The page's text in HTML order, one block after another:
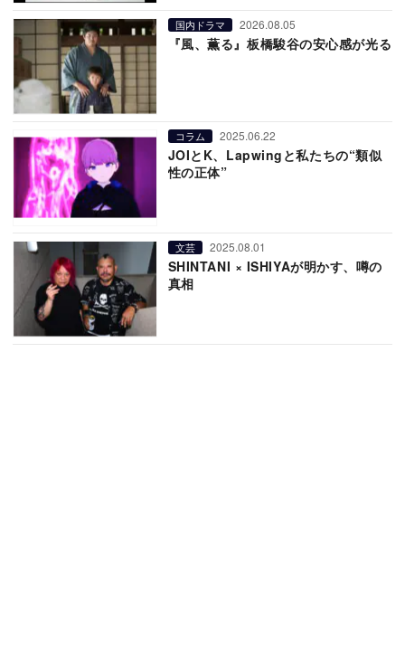
国内ドラマ 2026.08.05
『風、薫る』板橋駿谷の安心感が光る
コラム 2025.06.22
JOIとK、Lapwingと私たちの“類似
性の正体”
文芸 2025.08.01
SHINTANI × ISHIYAが明かす、噂の
真相